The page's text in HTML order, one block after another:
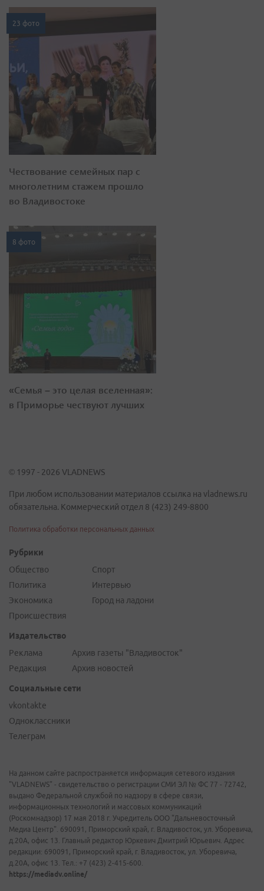
23 фото
Чествование семейных пар с
многолетним стажем прошло
во Владивостоке
8 фото
«Семья – это целая вселенная»:
в Приморье чествуют лучших
© 1997 - 2026 VLADNEWS
При любом использовании материалов ссылка на vladnews.ru
обязательна. Коммерческий отдел 8 (423) 249-8800
Политика обработки персональных данных
Рубрики
Общество
Политика
Экономика
Происшествия
Спорт
Интервью
Город на ладони
Издательство
Реклама
Редакция
Архив газеты "Владивосток"
Архив новостей
Социальные сети
vkontakte
Одноклассники
Телеграм
На данном сайте распространяется информация сетевого издания
"VLADNEWS" - свидетельство о регистрации СМИ ЭЛ № ФС 77 - 72742,
выдано Федеральной службой по надзору в сфере связи,
информационных технологий и массовых коммуникаций
(Роскомнадзор) 17 мая 2018 г. Учредитель ООО "Дальневосточный
Медиа Центр". 690091, Приморский край, г. Владивосток, ул. Уборевича,
д.20А, офис 13. Главный редактор Юркевич Дмитрий Юрьевич. Адрес
редакции: 690091, Приморский край, г. Владивосток, ул. Уборевича,
д.20А, офис 13. Тел.: +7 (423) 2-415-600.
https://mediadv.online/